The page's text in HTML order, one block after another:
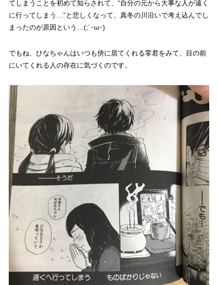
てしまうことを初めて知らされて、 “自分の元から大事な人が遠く
に行ってしまう…”と悲しくなって、真冬の川沿いで考え込んでし
まったのが原因という…(;´･ω･)
でもね、ひなちゃんはいつも傍に居てくれる零君をみて、
目の前
にいてくれる人の存在に気づくのです。